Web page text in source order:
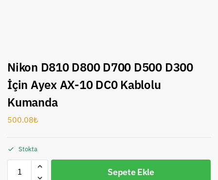
Nikon D810 D800 D700 D500 D300
İçin Ayex AX-10 DC0 Kablolu
Kumanda
500.08₺
Stokta
Sepete Ekle